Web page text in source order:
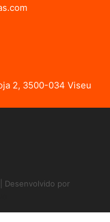
2, 3500-034 Viseu
Desenvolvido por